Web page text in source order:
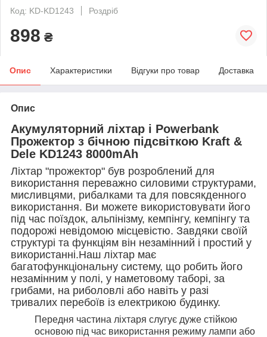
Код: KD-KD1243
Роздріб
898 ₴
Опис Характеристики Відгуки про товар Доставка
Опис
Акумуляторний ліхтар і Powerbank
Прожектор з бічною підсвіткою Kraft &
Dele KD1243 8000mAh
Ліхтар "прожектор" був розроблений для
використання переважно силовими структурами,
мисливцями, рибалками та для повсякденного
використання. Ви можете використовувати його
під час поїздок, альпінізму, кемпінгу, кемпінгу та
подорожі невідомою місцевістю. Завдяки своїй
структурі та функціям він незамінний і простий у
використанні.Наш ліхтар має
багатофункціональну систему, що робить його
незамінним у полі, у наметовому таборі, за
грибами, на риболовлі або навіть у разі
тривалих перебоїв із електрикою будинку.
Передня частина ліхтаря слугує дуже стійкою
основою під час використання режиму лампи або